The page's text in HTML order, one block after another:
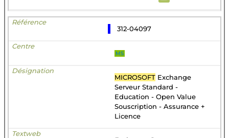
312-04097
MS
MICROSOFT Exchange
Serveur Standard -
Education - Open Value
Souscription - Assurance +
Licence